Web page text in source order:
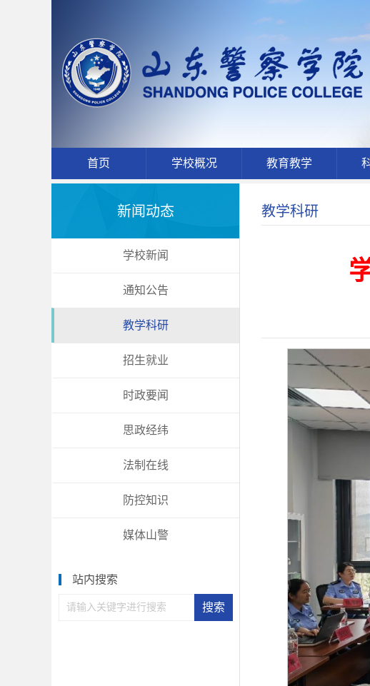
首页 学校概况 教育教学
新闻动态
学校新闻
通知公告
教学科研
招生就业
时政要闻
思政经纬
法制在线
防控知识
媒体山警
站内搜索
教学科研